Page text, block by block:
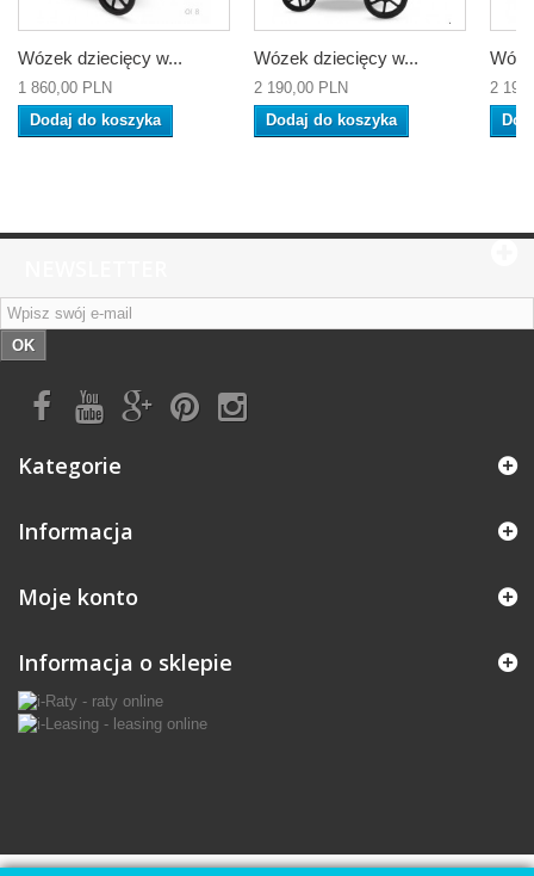
Wózek dziecięcy w...
1 860,00 PLN
Dodaj do koszyka
Wózek dziecięcy w...
2 190,00 PLN
Dodaj do koszyka
2
OK
Kategorie
Informacja
Moje konto
Informacja o sklepie